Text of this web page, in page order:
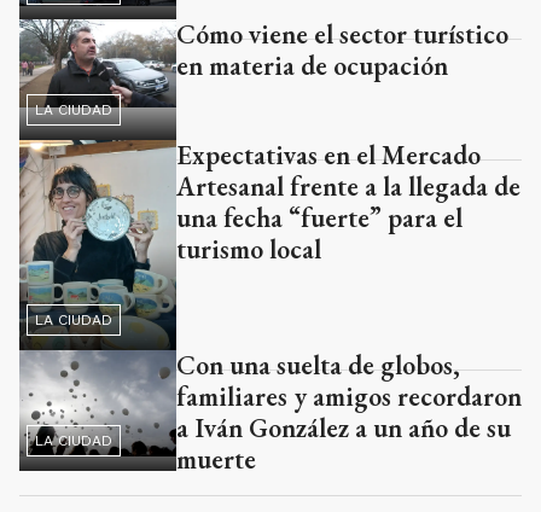
LA CIUDAD
Cómo viene el sector turístico
en materia de ocupación
LA CIUDAD
Expectativas en el Mercado
Artesanal frente a la llegada de
una fecha “fuerte” para el
turismo local
LA CIUDAD
Con una suelta de globos,
familiares y amigos recordaron
a Iván González a un año de su
muerte